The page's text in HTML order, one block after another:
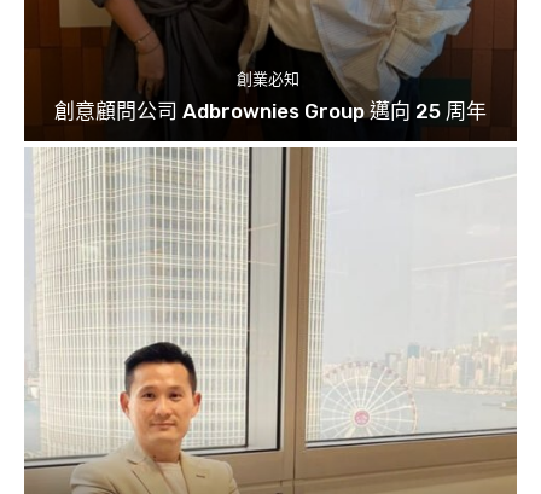
創業必知
創意顧問公司 Adbrownies Group 邁向 25 周年